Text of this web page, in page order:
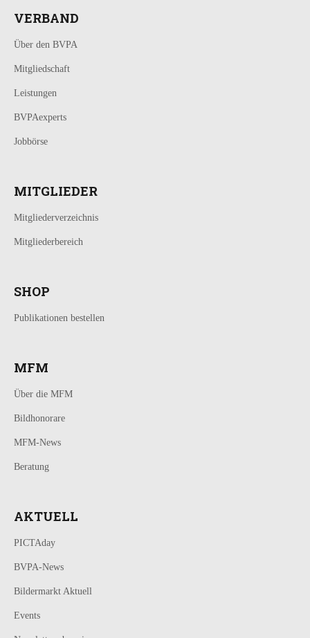
VERBAND
Über den BVPA
Mitgliedschaft
Leistungen
BVPAexperts
Jobbörse
MITGLIEDER
Mitgliederverzeichnis
Mitgliederbereich
SHOP
Publikationen bestellen
MFM
Über die MFM
Bildhonorare
MFM-News
Beratung
AKTUELL
PICTAday
BVPA-News
Bildermarkt Aktuell
Events